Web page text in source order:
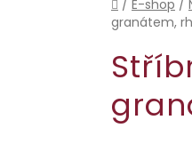
/ E-shop /
granátem,